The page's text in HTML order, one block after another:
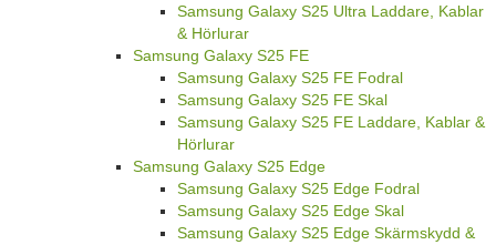
Samsung Galaxy S25 Ultra Laddare, Kablar
& Hörlurar
Samsung Galaxy S25 FE
Samsung Galaxy S25 FE Fodral
Samsung Galaxy S25 FE Skal
Samsung Galaxy S25 FE Laddare, Kablar &
Hörlurar
Samsung Galaxy S25 Edge
Samsung Galaxy S25 Edge Fodral
Samsung Galaxy S25 Edge Skal
Samsung Galaxy S25 Edge Skärmskydd &